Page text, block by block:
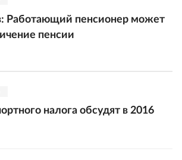
Работающий пенсионер может
пенсии
налога обсудят в 2016